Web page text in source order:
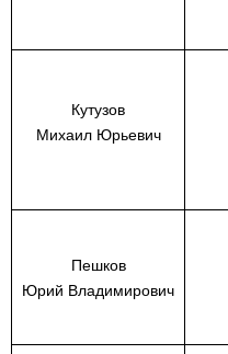
Кутузов
Михаил Юрьевич
Пешков
Юрий Владимирович